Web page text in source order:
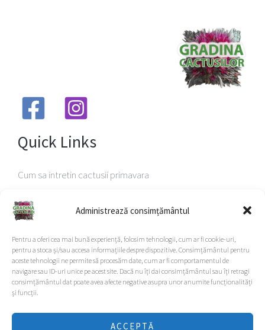
Administrează consimțământul
Pentru a oferi cea mai bună experiență, folosim tehnologii, cum ar fi cookie-uri,
pentru a stoca și/sau accesa informațiile despre dispozitive. Consimțământul pentru
aceste tehnologii ne permite să procesăm date, cum ar fi comportamentul de
navigare sau ID-uri unice pe acest site. Dacă nu îți dai consimțământul sau îți retragi
consimțământul dat poate avea afecte negative asupra unor anumite funcționalități
și funcții.
ACCEPTĂ
Quick Links
Cum sa intretin cactusii primavara
Viziteaza magazin
Important Links
Privacy Policy
Termeni & Conditii